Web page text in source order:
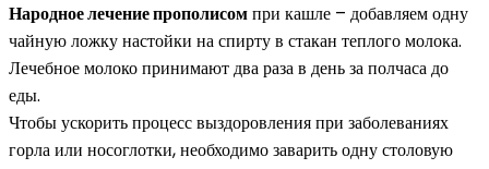
Народное лечение прополисомпри кашле – добавляем одну
чайную ложку настойки на спирту в стакан теплого молока.
Лечебное молоко принимают два раза в день за полчаса до
еды.
Чтобы ускорить процесс выздоровления при заболеваниях
горла или носоглотки, необходимо заварить одну столовую